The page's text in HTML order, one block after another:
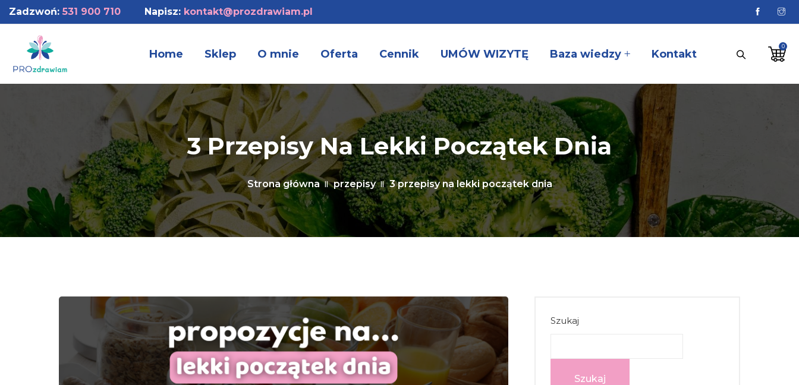
Zadzwoń:531 900 710 Napisz: kontakt@prozdrawiam.pl
Home Sklep O mnie Oferta Cennik UMÓW WIZYTĘ Baza wiedzy Kontakt
3 Przepisy Na Lekki Początek Dnia
Strona główna przepisy 3 przepisy na lekki początek dnia
Szukaj
Szukaj